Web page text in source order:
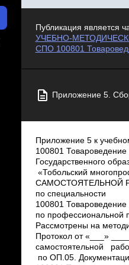
Публикация является
УЧЕБНО-
СПО 100801
Приложение 5.
Приложение 5 к учебно­методическому комплекту по специальности среднего профессионального образования 100801 Товароведение и экспертиза качества потребительских товаров Государственного образовательного учреждения среднего профессионального образования Тюменской области «Тобольский многопрофильный техникум» СБОРНИК ЗАДАНИЙ ПО ОРГАНИЗАЦИИ ВНЕАУДИТОРНОЙ САМОСТОЯТЕЛЬНОЙ РАБОТЫ ОБУЧАЮЩИХСЯ по ОП.05. Документационное обеспечение управления по специальности 100801 Товароведение и экспертиза качества потребительских товаровРассмотрены на цикловой комиссии работников по профессиональной подготовке Протокол от «___» ____________ 20__ г. Председатель ЦК _________А.Г. Бехер Рассмотрены на методическом совете ГАОУ СПО ТО «Тобольский многопрофильный техникум» Протокол от «___» ____________ 20__ г. Сумкино 2014 Сборник заданий по организации внеаудиторной самостоятельной работы обучающихся по ОП.05. Документационное обеспечение управления по специальности 100801 Товароведение и экспертиза качества потребительских товаров / Авт.­сост. В.В. Княжева. – Тобольск, 2014. – 22 с. Рецензент: __________________________________________________________________ ____________________________________________________________________________ 2© Княжева В.В., 2014 Содержание Пояснительная записка……………………………………………………. ………………… 1.Требования к организации внеаудиторной самостоятельной работы обучающихся……..………………………………………………………………..…………… 2.План самостоятельной внеаудиторной работы ………………………………………. 3. График контроля выполнения самостоятельной внеаудиторной работы………... 4. Характеристика заданий самостоятельной работы………………………………….. 5. Критерии оценивания самостоятельной работы……………………………………… Литература и Интернет­ ресурсы……………………………………………………………. Приложение 1. Образец оформления конспекта………………………………………… Приложение 2. Образец оформления титульного листа реферата………………….. Приложение 3. Ориентировочные затраты